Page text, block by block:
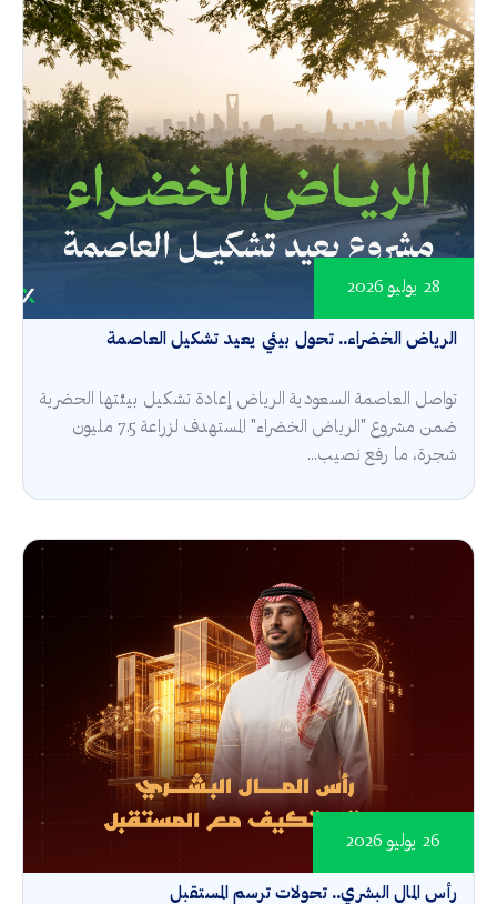
الرياض الخضراء.. تحول بيئي يعيد تشكيل العاصمة
28 يوليو 2026
تواصل العاصمة السعودية الرياض إعادة تشكيل بيئتها الحضرية
ضمن مشروع "الرياض الخضراء" المستهدف لزراعة 7.5 مليون
شجرة، ما رفع نصيب...
رأس المال البشري.. تحولات ترسم المستقبل
26 يوليو 2026